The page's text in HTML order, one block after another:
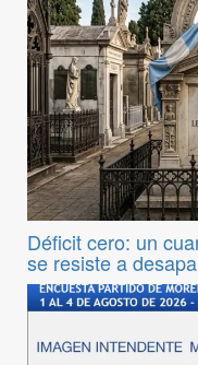
Déficit cero: un
se resiste a